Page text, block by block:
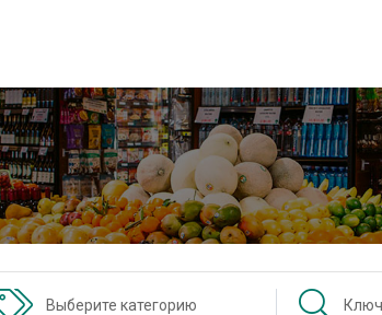
Выберите категорию